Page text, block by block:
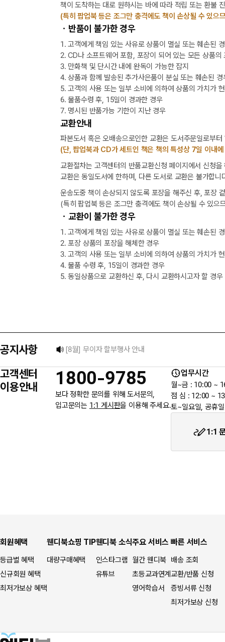
책이 도착하는 대로 원하시는 바에 따라 적립 또는 환불
(특히 팝업북 등은 조그만 충격에도 책이 손상될 수 있으
ㆍ반품이 불가한 경우
1. 고객에게 책임 있는 사유로 상품이 멸실 또는 훼손된
2. CD나 소프트웨어 포함, 포장이 되어 있는 모든 상품의
3. 만화책 및 단시간 내에 완독이 가능한 잡지
4. 상품과 함께 발송된 추가사은품이 분실 또는 훼손된 경
5. 고객의 사용 또는 일부 소비에 의하여 상품의 가치가
6. 물품수령 후, 15일이 경과한 경우
7. 명시된 반품가능 기한이 지난 경우
교환안내
파본도서 혹은 오배송으로인한 교환은 도서주문일로부
(단, 팝업북과 CD가 세트인 책은 책의 특성상 7일 이내
교환절차는 고객센터의 반품교환신청 페이지에서 신청
교환은 동일도서에 한하며, 다른 도서로 교환은 불가합니
운송도중 책이 손상되지 않도록 포장을 해주신 후, 포장
(특히 팝업북 등은 조그만 충격에도 책이 손상될 수 있으
ㆍ교환이 불가한 경우
1. 고객에게 책임 있는 사유로 상품이 멸실 또는 훼손된
2. 포장 상품의 포장을 해체한 경우
3. 고객의 사용 또는 일부 소비에 의하여 상품의 가치가
4. 물품 수령 후, 15일이 경과한 경우
5. 동일상품으로 교환하신 후, 다시 교환하시고자 할 경
공지사항
택배 없는 날 배송 업무 안내
★ 입금자를 찾습니다.
6월 3일 지방선거일 휴무 안내
고객센터
이용안내
1800-9785
보다 정확한 문의를 위해 도서문의,
입고문의는 1:1 게시판을 이용해 주세요.
업무시간
월~금 : 10:00 ~
점 심 : 12:00 ~
토~일요일, 공휴
1:1
회원혜택
등급별 혜택
신규회원 혜택
최저가보상 혜택
웬디북쇼핑 TIP
대량구매혜택
웬디북 소식
인스타그램
유튜브
주요 서비스
월간 웬디북
초등교과연계
영어학습서
빠른 서비스
배송 조회
교환/반품 신청
증빙서류 신청
최저가보상 신청